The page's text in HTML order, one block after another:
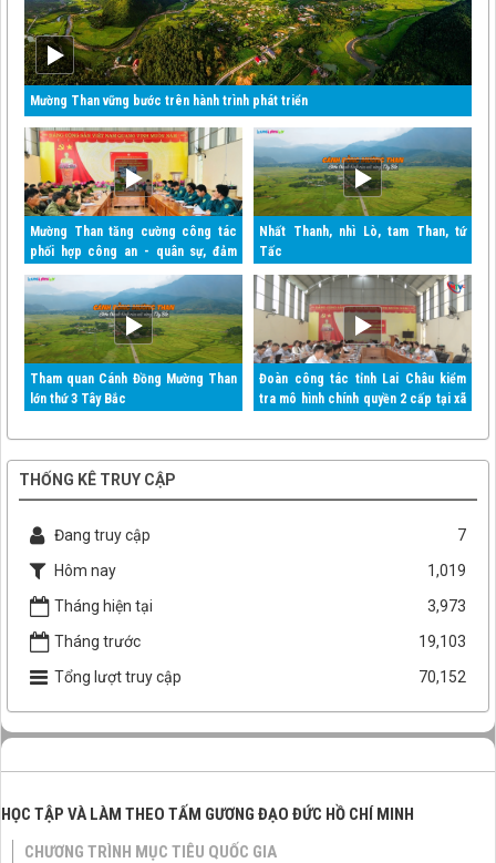
Mường Than vững bước trên hành trình phát triển
Mường Than tăng cường công tác
phối hợp công an - quân sự, đảm
toàn xã hội
Nhất Thanh, nhì Lò, tam Than, tứ
Tấc
Tham quan Cánh Đồng Mường Than
lớn thứ 3 Tây Bắc
Đoàn công tác tỉnh Lai Châu kiểm
tra mô hình chính quyền 2 cấp tại xã
THỐNG KÊ TRUY CẬP
Đang truy cập
7
Hôm nay
1,019
Tháng hiện tại
3,973
Tháng trước
19,103
Tổng lượt truy cập
70,152
HỌC TẬP VÀ LÀM THEO TẤM GƯƠNG ĐẠO ĐỨC HỒ CHÍ MINH
CHƯƠNG TRÌNH MỤC TIÊU QUỐC GIA